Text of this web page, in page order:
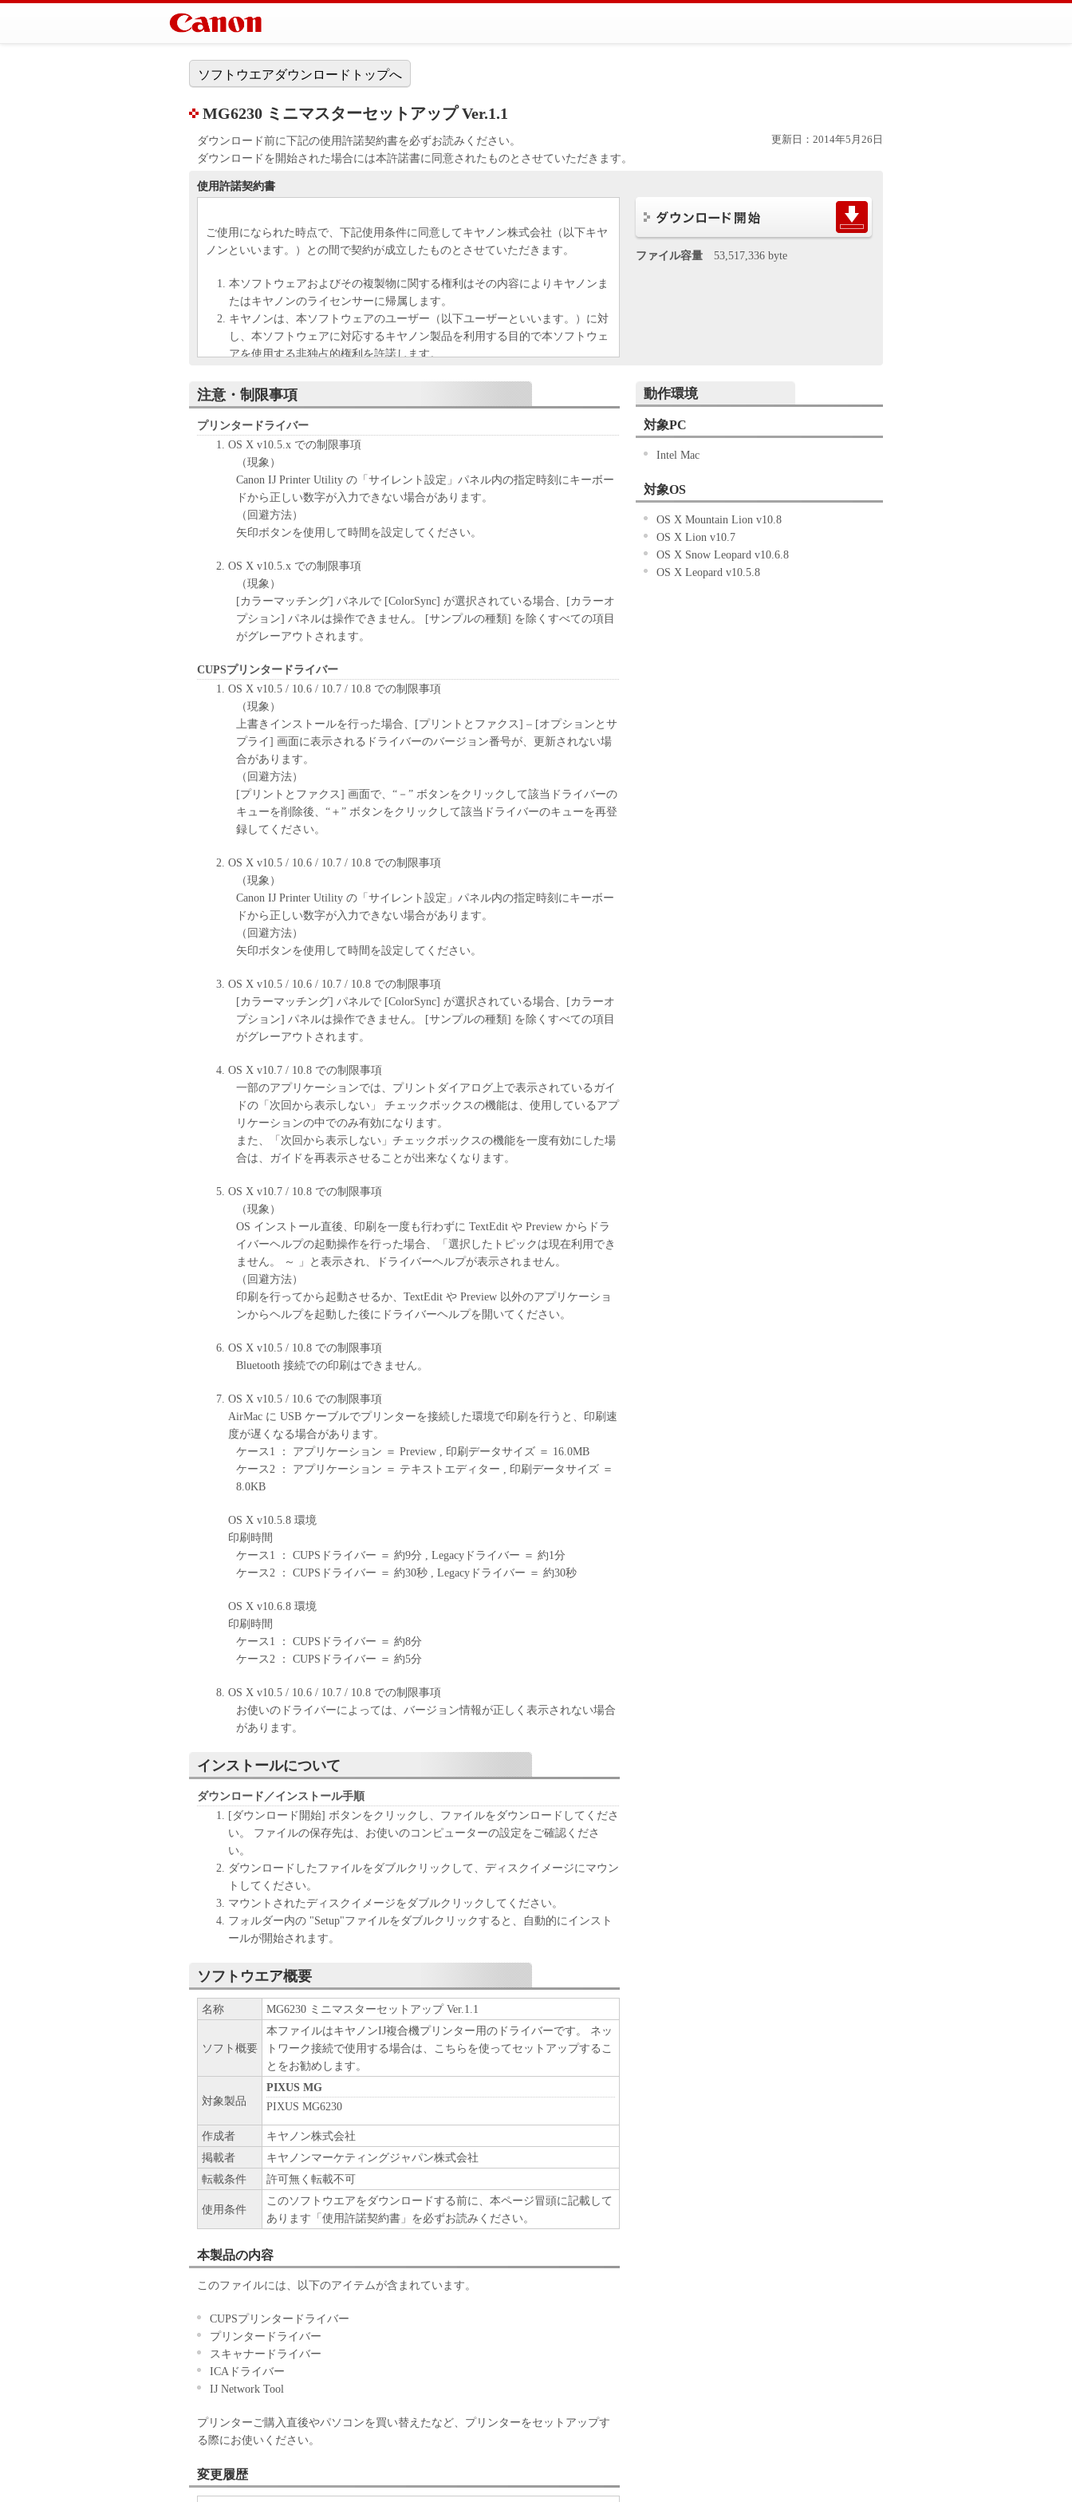
ソフトウエアダウンロードトップへ
MG6230 ミニマスターセットアップ Ver.1.1
ダウンロード前に下記の使用許諾契約書を必ずお読みください。
ダウンロードを開始された場合には本許諾書に同意されたものとさせていただきます。
更新日：2014年5月26日
使用許諾契約書
ご使用になられた時点で、下記使用条件に同意してキヤノン株式会社（以下キヤ
ノンといいます。）との間で契約が成立したものとさせていただきます。
本ソフトウェアおよびその複製物に関する権利はその内容によりキヤノンま
たはキヤノンのライセンサーに帰属します。
キヤノンは、本ソフトウェアのユーザー（以下ユーザーといいます。）に対
し、本ソフトウェアに対応するキヤノン製品を利用する目的で本ソフトウェ
アを使用する非独占的権利を許諾します。
ンジニアリング、逆コンパイルまたは逆アセンブル等することはできませ
ん。
キヤノン、キヤノンマーケティングジャパン株式会社およびキヤノンのライ
センサーは、本ソフトウェアがユーザーの特定の目的のために適当であるこ
と、もしくは有用であること、または本ソフトウェアに瑕疵がないこと、そ
の他本ソフトウェアに関していかなる保証もいたしません。
キヤノン、キヤノンマーケティングジャパン株式会社およびキヤノンのライ
センサーは、本ソフトウェアの使用に付随または関連して生ずる直接的また
は間接的な損失、損害等について、いかなる場合においても一切の責任を負
ユーザーは、日本国政府または該当国の政府より必要な許可等を得ることな
しに、本ソフトウェアの全部または一部を、直接または間接に輸出してはな
りません。
ファイル容量 53,517,336 byte
注意・制限事項
プリンタードライバー
OS X v10.5.x での制限事項
（現象）
Canon IJ Printer Utility の「サイレント設定」パネル内の指定時刻にキーボー
ドから正しい数字が入力できない場合があります。
（回避方法）
矢印ボタンを使用して時間を設定してください。
OS X v10.5.x での制限事項
（現象）
[カラーマッチング] パネルで [ColorSync] が選択されている場合、[カラーオ
プション] パネルは操作できません。 [サンプルの種類] を除くすべての項目
がグレーアウトされます。
CUPSプリンタードライバー
OS X v10.5 / 10.6 / 10.7 / 10.8 での制限事項
（現象）
上書きインストールを行った場合、[プリントとファクス] – [オプションとサ
プライ] 画面に表示されるドライバーのバージョン番号が、更新されない場
合があります。
（回避方法）
[プリントとファクス] 画面で、“－” ボタンをクリックして該当ドライバーの
キューを削除後、“＋” ボタンをクリックして該当ドライバーのキューを再登
録してください。
OS X v10.5 / 10.6 / 10.7 / 10.8 での制限事項
（現象）
Canon IJ Printer Utility の「サイレント設定」パネル内の指定時刻にキーボー
ドから正しい数字が入力できない場合があります。
（回避方法）
矢印ボタンを使用して時間を設定してください。
OS X v10.5 / 10.6 / 10.7 / 10.8 での制限事項
[カラーマッチング] パネルで [ColorSync] が選択されている場合、[カラーオ
プション] パネルは操作できません。 [サンプルの種類] を除くすべての項目
がグレーアウトされます。
OS X v10.7 / 10.8 での制限事項
一部のアプリケーションでは、プリントダイアログ上で表示されているガイ
ドの「次回から表示しない」 チェックボックスの機能は、使用しているアプ
リケーションの中でのみ有効になります。
また、「次回から表示しない」チェックボックスの機能を一度有効にした場
合は、ガイドを再表示させることが出来なくなります。
OS X v10.7 / 10.8 での制限事項
（現象）
OS インストール直後、印刷を一度も行わずに TextEdit や Preview からドラ
イバーヘルプの起動操作を行った場合、「選択したトピックは現在利用でき
ません。 ～ 」と表示され、ドライバーヘルプが表示されません。
（回避方法）
印刷を行ってから起動させるか、TextEdit や Preview 以外のアプリケーショ
ンからヘルプを起動した後にドライバーヘルプを開いてください。
OS X v10.5 / 10.8 での制限事項
Bluetooth 接続での印刷はできません。
OS X v10.5 / 10.6 での制限事項
AirMac に USB ケーブルでプリンターを接続した環境で印刷を行うと、印刷速
度が遅くなる場合があります。
ケース1 ： アプリケーション ＝ Preview , 印刷データサイズ ＝ 16.0MB
ケース2 ： アプリケーション ＝ テキストエディター , 印刷データサイズ ＝
8.0KB
OS X v10.5.8 環境
印刷時間
ケース1 ： CUPSドライバー ＝ 約9分 , Legacyドライバー ＝ 約1分
ケース2 ： CUPSドライバー ＝ 約30秒 , Legacyドライバー ＝ 約30秒
OS X v10.6.8 環境
印刷時間
ケース1 ： CUPSドライバー ＝ 約8分
ケース2 ： CUPSドライバー ＝ 約5分
OS X v10.5 / 10.6 / 10.7 / 10.8 での制限事項
お使いのドライバーによっては、バージョン情報が正しく表示されない場合
があります。
インストールについて
ダウンロード／インストール手順
[ダウンロード開始] ボタンをクリックし、ファイルをダウンロードしてくださ
い。 ファイルの保存先は、お使いのコンピューターの設定をご確認くださ
い。
ダウンロードしたファイルをダブルクリックして、ディスクイメージにマウン
トしてください。
マウントされたディスクイメージをダブルクリックしてください。
フォルダー内の "Setup"ファイルをダブルクリックすると、自動的にインスト
ールが開始されます。
ソフトウエア概要
名称 MG6230 ミニマスターセットアップ Ver.1.1
ソフト概要
本ファイルはキヤノンIJ複合機プリンター用のドライバーです。 ネッ
トワーク接続で使用する場合は、こちらを使ってセットアップするこ
とをお勧めします。
対象製品
PIXUS MG
PIXUS MG6230
作成者
キヤノン株式会社
掲載者
キヤノンマーケティングジャパン株式会社
転載条件
許可無く転載不可
使用条件
このソフトウエアをダウンロードする前に、本ページ冒頭に記載して
あります「使用許諾契約書」を必ずお読みください。
本製品の内容
このファイルには、以下のアイテムが含まれています。
CUPSプリンタードライバー
プリンタードライバー
スキャナードライバー
ICAドライバー
IJ Network Tool
プリンターご購入直後やパソコンを買い替えたなど、プリンターをセットアップす
る際にお使いください。
変更履歴
動作環境
対象PC
Intel Mac
対象OS
OS X Mountain Lion v10.8
OS X Lion v10.7
OS X Snow Leopard v10.6.8
OS X Leopard v10.5.8